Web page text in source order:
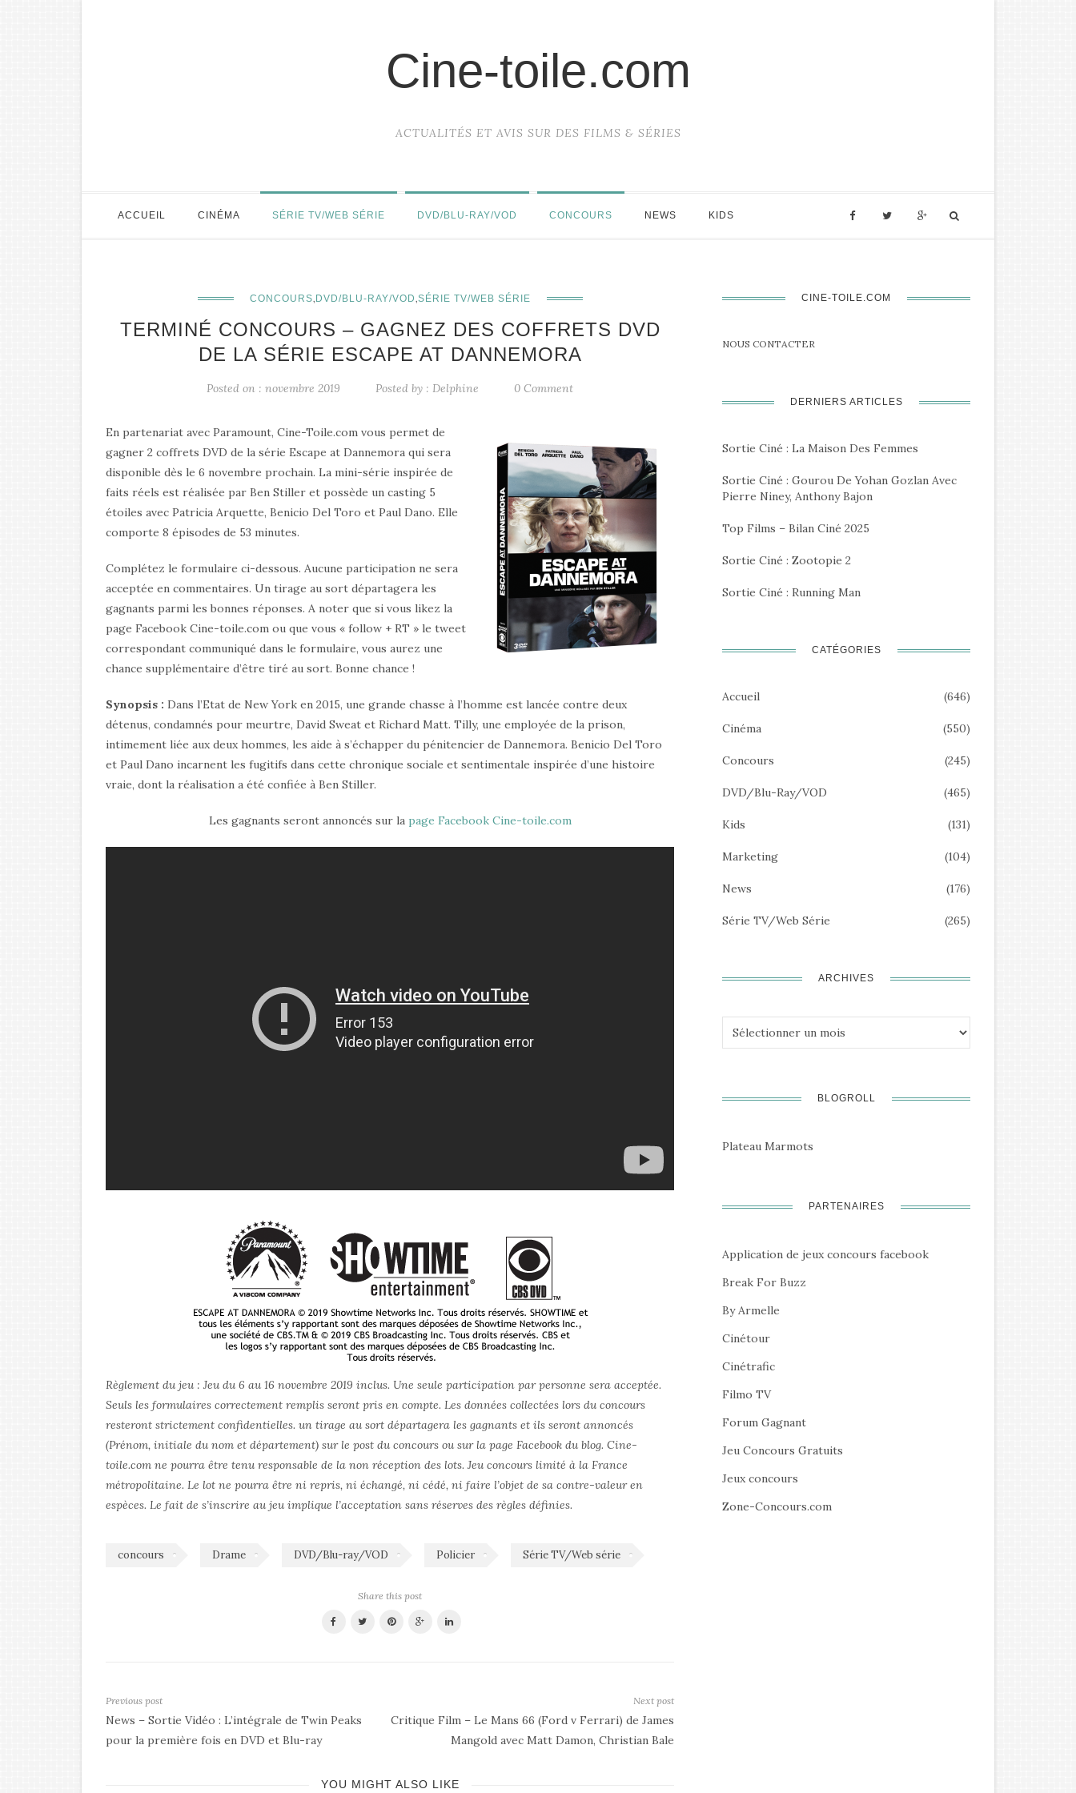
Cine-toile.com
ACTUALITÉS ET AVIS SUR DES FILMS & SÉRIES
ACCUEIL CINÉMA SÉRIE TV/WEB SÉRIE DVD/BLU-RAY/VOD CONCOURS NEWS KIDS
CONCOURS, DVD/BLU-RAY/VOD,SÉRIE TV/WEB SÉRIE
TERMINÉ CONCOURS – GAGNEZ DES COFFRETS DVD
DE LA SÉRIE ESCAPE AT DANNEMORA
Posted on : novembre 2019 Posted by : Delphine 0 Comment
En partenariat avec Paramount, Cine-Toile.com vous permet de
gagner 2 coffrets DVD de la série Escape at Dannemora qui sera
disponible dès le 6 novembre prochain. La mini-série inspirée de
faits réels est réalisée par Ben Stiller et possède un casting 5
étoiles avec Patricia Arquette, Benicio Del Toro et Paul Dano. Elle
comporte 8 épisodes de 53 minutes.
Complétez le formulaire ci-dessous. Aucune participation ne sera
acceptée en commentaires. Un tirage au sort départagera les
gagnants parmi les bonnes réponses. A noter que si vous likez la
page Facebook Cine-toile.com ou que vous « follow + RT » le tweet
correspondant communiqué dans le formulaire, vous aurez une
chance supplémentaire d’être tiré au sort. Bonne chance !
Synopsis : Dans l’Etat de New York en 2015, une grande chasse à l’homme est lancée contre deux
détenus, condamnés pour meurtre, David Sweat et Richard Matt. Tilly, une employée de la prison,
intimement liée aux deux hommes, les aide à s’échapper du pénitencier de Dannemora. Benicio Del Toro
et Paul Dano incarnent les fugitifs dans cette chronique sociale et sentimentale inspirée d’une histoire
vraie, dont la réalisation a été confiée à Ben Stiller.
Les gagnants seront annoncés sur la page Facebook Cine-toile.com
Règlement du jeu : Jeu du 6 au 16 novembre 2019 inclus. Une seule participation par personne sera acceptée.
Seuls les formulaires correctement remplis seront pris en compte. Les données collectées lors du concours
resteront strictement confidentielles. un tirage au sort départagera les gagnants et ils seront annoncés
(Prénom, initiale du nom et département) sur le post du concours ou sur la page Facebook du blog. Cine-
toile.com ne pourra être tenu responsable de la non réception des lots. Jeu concours limité à la France
métropolitaine. Le lot ne pourra être ni repris, ni échangé, ni cédé, ni faire l’objet de sa contre-valeur en
espèces. Le fait de s’inscrire au jeu implique l’acceptation sans réserves des règles définies.
concours Drame DVD/Blu-ray/VOD Policier Série TV/Web série
Share this post
Previous post
News – Sortie Vidéo : L’intégrale de Twin Peaks
pour la première fois en DVD et Blu-ray
Next post
Critique Film – Le Mans 66 (Ford v Ferrari) de James
Mangold avec Matt Damon, Christian Bale
YOU MIGHT ALSO LIKE
CINE-TOILE.COM
NOUS CONTACTER
DERNIERS ARTICLES
Sortie Ciné : La Maison Des Femmes
Sortie Ciné : Gourou De Yohan Gozlan Avec
Pierre Niney, Anthony Bajon
Top Films – Bilan Ciné 2025
Sortie Ciné : Zootopie 2
Sortie Ciné : Running Man
CATÉGORIES
Accueil (646)
Cinéma (550)
Concours (245)
DVD/Blu-Ray/VOD (465)
Kids (131)
Marketing (104)
News (176)
Série TV/Web Série (265)
ARCHIVES
Archives
BLOGROLL
Plateau Marmots
PARTENAIRES
Application de jeux concours facebook
Break For Buzz
By Armelle
Cinétour
Cinétrafic
Filmo TV
Forum Gagnant
Jeu Concours Gratuits
Jeux concours
Zone-Concours.com